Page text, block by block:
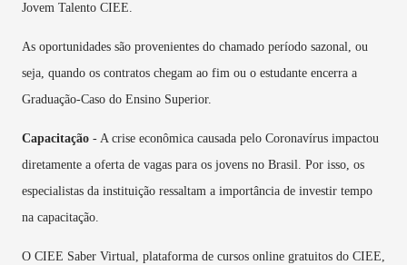
Jovem Talento CIEE.
As oportunidades são provenientes do chamado período sazonal, ou
seja, quando os contratos chegam ao fim ou o estudante encerra a
Graduação-Caso do Ensino Superior.
Capacitação - A crise econômica causada pelo Coronavírus impactou
diretamente a oferta de vagas para os jovens no Brasil. Por isso, os
especialistas da instituição ressaltam a importância de investir tempo
na capacitação.
O CIEE Saber Virtual, plataforma de cursos online gratuitos do CIEE,